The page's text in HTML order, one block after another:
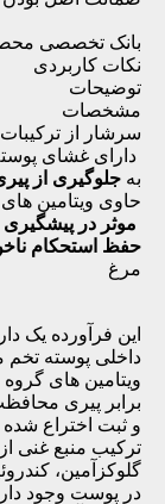
بانک تخصصی
نکات کاربردی
توضیحات
مشخصات
سرشار از
دارای غشای
به جلوگیری از
حاوی ویتامین های
موثر در
حفظ استحکام
مرغ
این فرآورده
داخلی پوسته تخم
برابر پیری
و ثبت اختراع
ترکیب منبع غنی از
گلوکزآمین،
در پوست وجود